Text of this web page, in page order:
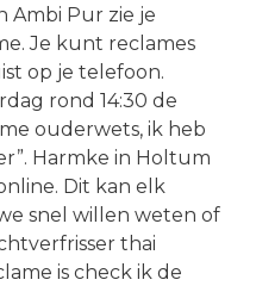
Ambi Pur zie je
Je kunt reclames
op je telefoon.
rond 14:30 de
ouderwets, ik heb
Harmke in Holtum
Dit kan elk
snel willen weten of
thai
is check ik de